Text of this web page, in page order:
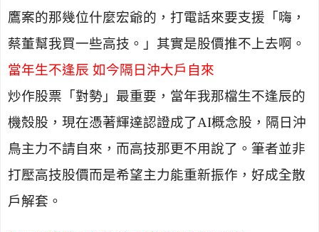
鷹案的那幾位什麼宏爺的，打電話來要支援「嗨，
蔡董幫我買一些高技。」其實是股價推不上去啊。
當年生不逢辰 如今隔日沖大戶自來
炒作股票「對勢」最重要，當年我那檔生不逢辰的
機殼股，現在憑著輝達認證成了AI概念股，隔日沖
鳥主力不請自來，而高技那更不用說了。筆者並非
打壓高技股價而是希望主力能重新振作，好成全散
戶解套。